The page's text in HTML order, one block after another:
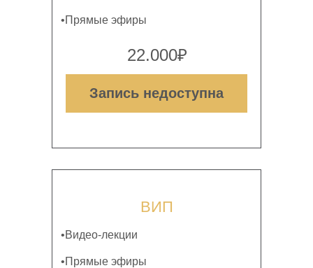
•Прямые эфиры
22.000₽
Запись недоступна
ВИП
•Видео-лекции
•Прямые эфиры